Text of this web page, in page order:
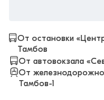
От остановки
Тамбов
От автовокзала
От
Тамбов-1